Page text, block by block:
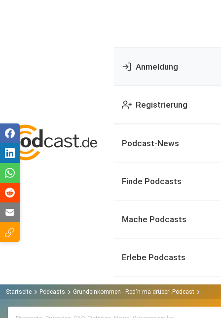
Anmeldung
Registrierung
Podcast-News
Finde Podcasts
Mache Podcasts
Erlebe Podcasts
Startseite Podcasts Grundeinkommen - Red'n ma drüber! Podcast